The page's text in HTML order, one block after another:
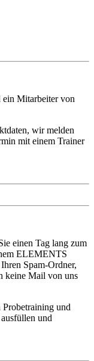
ein Mitarbeiter von
wir melden
mit einem Trainer
einen Tag lang zum
ELEMENTS
Spam-Ordner,
keine Mail von uns
Probetraining und
und